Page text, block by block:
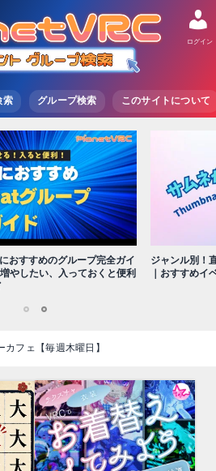
索 グループ検索 このサイトについて
ログイン
おすすめのグループ完全ガイ
やしたい、入っておくと便利
ジャンル別！
｜おすすめイ
カフェ【毎週木曜日】